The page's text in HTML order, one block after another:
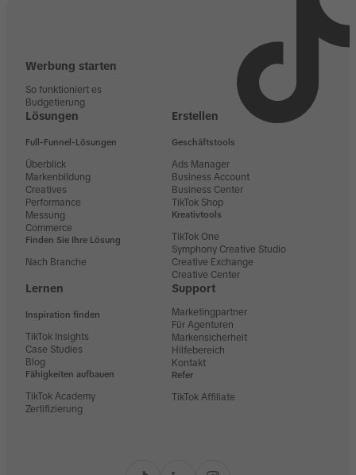
Werbung starten
So funktioniert es
Budgetierung
Lösungen
Full-Funnel-Lösungen
Überblick
Markenbildung
Creatives
Performance
Messung
Commerce
Finden Sie Ihre Lösung
Nach Branche
Erstellen
Geschäftstools
Ads Manager
Business Account
Business Center
TikTok Shop
Kreativtools
TikTok One
Symphony Creative Studio
Creative Exchange
Creative Center
Lernen
Inspiration finden
TikTok Insights
Case Studies
Blog
Fähigkeiten aufbauen
TikTok Academy
Zertifizierung
Support
Marketingpartner
Für Agenturen
Markensicherheit
Hilfebereich
Kontakt
Refer
TikTok Affiliate